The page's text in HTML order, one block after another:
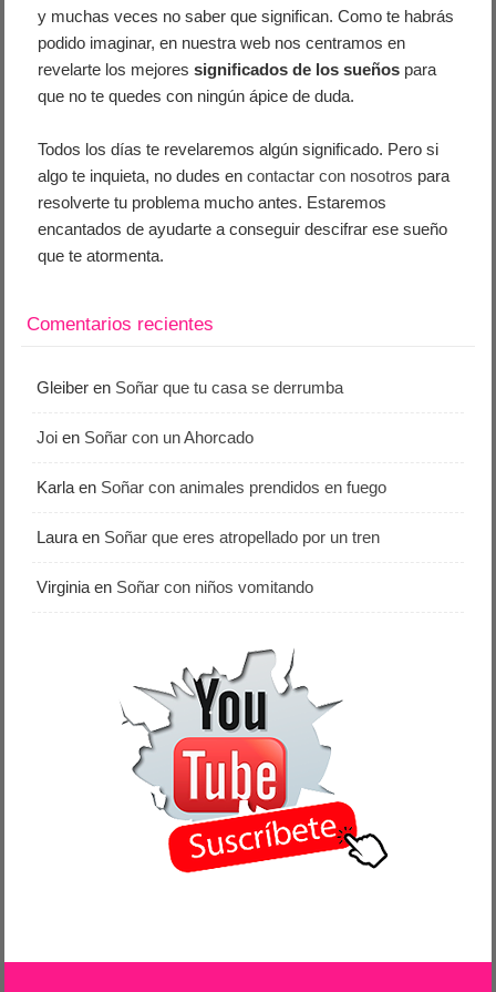
y muchas veces no saber que significan. Como te habrás
podido imaginar, en nuestra web nos centramos en
revelarte los mejoressignificados de los sueños para
que no te quedes con ningún ápice de duda.
Todos los días te revelaremos algún significado. Pero si
algo te inquieta, no dudes encontactar con nosotros para
resolverte tu problema mucho antes. Estaremos
encantados de ayudarte a conseguir descifrar ese sueño
que te atormenta.
Comentarios recientes
Gleiber en Soñar que tu casa se derrumba
Joi en Soñar con un Ahorcado
Karla en Soñar con animales prendidos en fuego
Laura en Soñar que eres atropellado por un tren
Virginia en Soñar con niños vomitando